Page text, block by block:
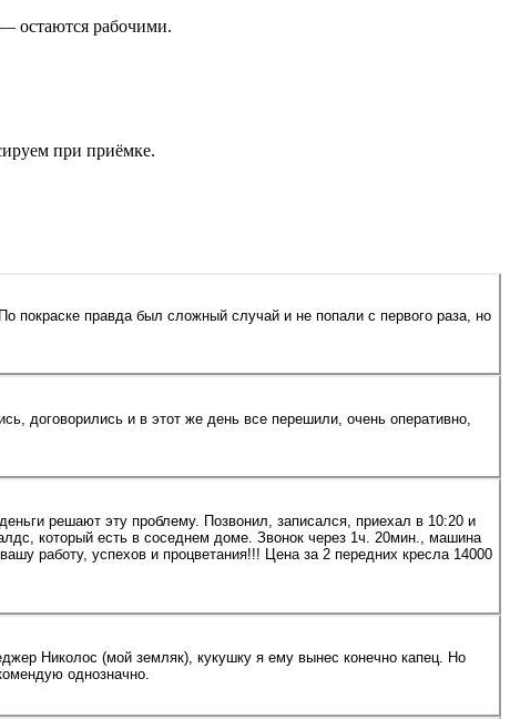
остаются рабочими.
при приёмке.
покраске правда был сложный случай и не попали с первого раза, но
договорились и в этот же день все перешили, очень оперативно,
решают эту проблему. Позвонил, записался, приехал в 10:20 и
который есть в соседнем доме. Звонок через 1ч. 20мин., машина
Цена за 2 передних кресла 14000
однозначно.